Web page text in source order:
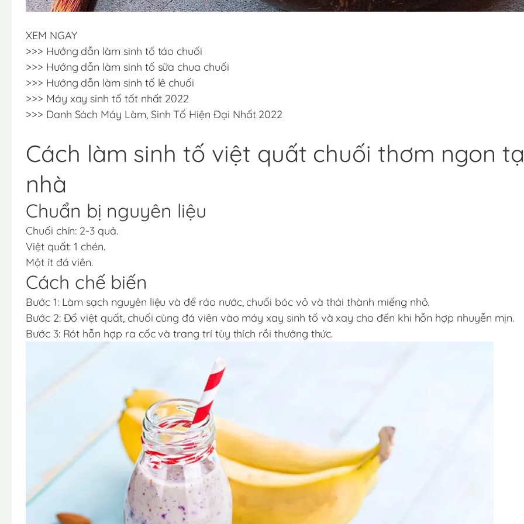
XEM NGAY
>>> Hướng dẫn làm sinh tố táo chuối
>>> Hướng dẫn làm sinh tố sữa chua chuối
>>> Hướng dẫn làm sinh tố lê chuối
>>> Máy xay sinh tố tốt nhất 2022
>>> Danh Sách Máy Làm, Sinh Tố Hiện Đại Nhất 2022
Cách làm sinh tố việt quất chuối thơm ngon
nhà
Chuẩn bị nguyên liệu
Chuối chín: 2-3 quả.
Việt quất: 1 chén.
Một ít đá viên.
Cách chế biến
Bước 1: Làm sạch nguyên liệu và để ráo nước, chuối bóc vỏ và thái thành miếng nhỏ.
Bước 2: Đổ việt quất, chuối cùng đá viên vào máy xay sinh tố và xay cho đến khi hỗn hợp nhuyễn mịn.
Bước 3: Rót hỗn hợp ra cốc và trang trí tùy thích rồi thưởng thức.